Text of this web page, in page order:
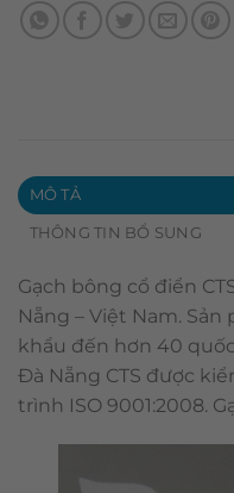
MÔ TẢ
THÔNG TIN BỔ SUNG
Gạch bông cổ điển
Nẵng – Việt Nam.
khẩu đến hơn 40
Đà Nẵng CTS được
trình ISO 9001:2008.